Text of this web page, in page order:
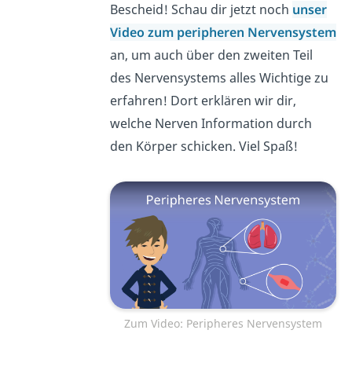
Bescheid! Schau dir jetzt noch unser
Video zum peripheren Nervensystem
an, um auch über den zweiten Teil
des Nervensystems alles Wichtige zu
erfahren! Dort erklären wir dir,
welche Nerven Information durch
den Körper schicken. Viel Spaß!
Zum Video: Peripheres Nervensystem